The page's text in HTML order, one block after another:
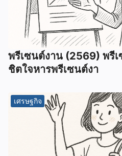
พรีเซนต์งาน (2569) พรี
ชิตใจหารพรีเซนต์งา
เศรษฐกิจ